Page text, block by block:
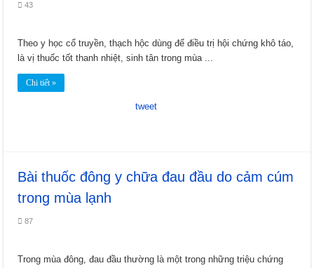
43
Theo y học cổ truyền, thạch hộc dùng để điều trị hội chứng khô táo,
là vị thuốc tốt thanh nhiệt, sinh tân trong mùa ...
Chi tiết »
tweet
Bài thuốc đông y chữa đau đầu do cảm cúm
trong mùa lạnh
87
Trong mùa đông, đau đầu thường là một trong những triệu chứng